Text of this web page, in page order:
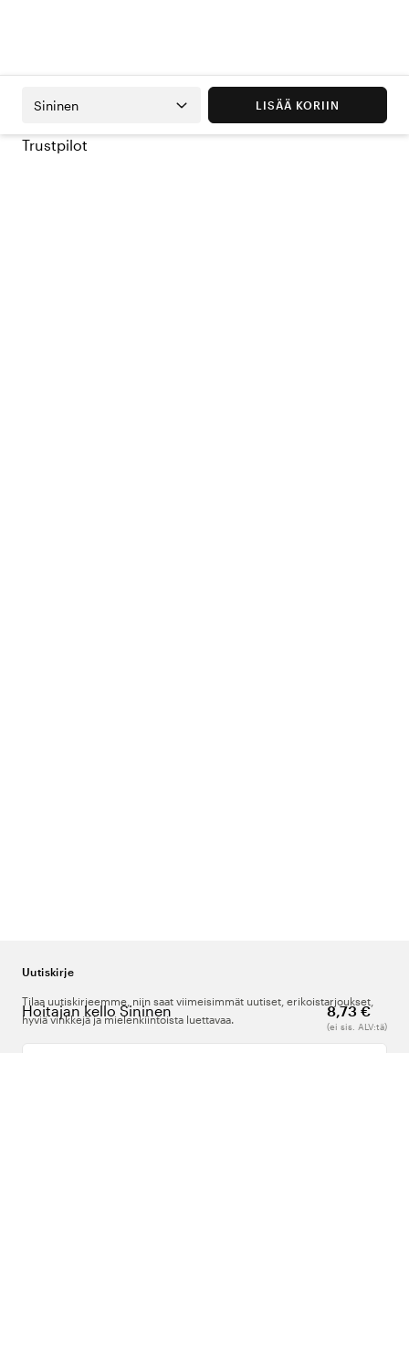
Hoitajan kello Sininen 8,73 €
(ei sis. ALV:tä)
Sininen LISÄÄ KORIIN
Trustpilot
Uutiskirje
Tilaa uutiskirjeemme, niin saat viimeisimmät uutiset, erikoistarjoukset,
hyviä vinkkejä ja mielenkiintoista luettavaa.
Kirjoita sähköpostiosoitteesi